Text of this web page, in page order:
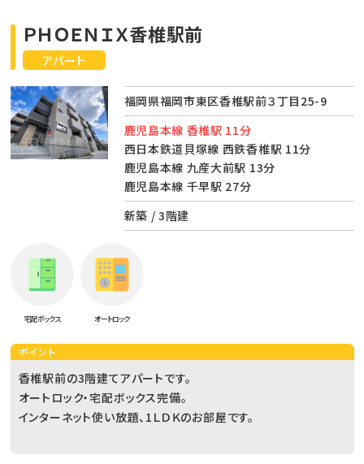
アパート
ＰＨＯＥＮＩＸ香椎駅前
福岡県福岡市東区香椎駅前３丁目25-9
鹿児島本線 香椎駅 11分
西日本鉄道貝塚線 西鉄香椎駅 11分
鹿児島本線 九産大前駅 13分
鹿児島本線 千早駅 27分
新築 / 3階建
宅配ボックス オートロック
ポイント
香椎駅前の3階建てアパートです。
オートロック・宅配ボックス完備。
インターネット使い放題、1ＬＤＫのお部屋です。